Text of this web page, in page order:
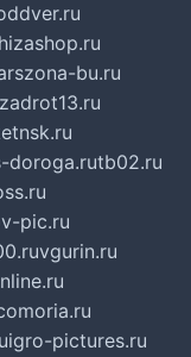
bu.ru
doroga.rutb02.ru
pic.ru
vgurin.ru
igro-pictures.ru